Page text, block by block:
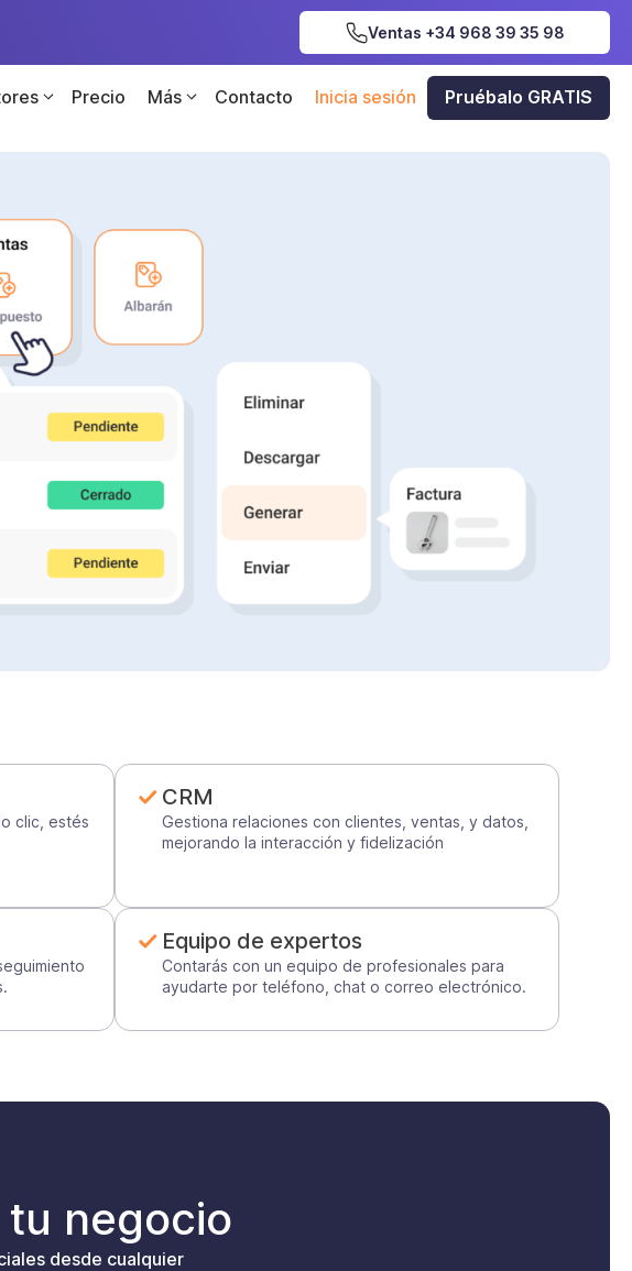
Ventas +34 968 39 35 98
Precio Más Contacto Inicia sesión Pruébalo GRATIS
clic, estés
CRM
Gestiona relaciones con clientes, ventas, y datos,
mejorando la interacción y fidelización
Equipo de expertos
Contarás con un equipo de profesionales para
ayudarte por teléfono, chat o correo electrónico.
negocio
desde cualquier